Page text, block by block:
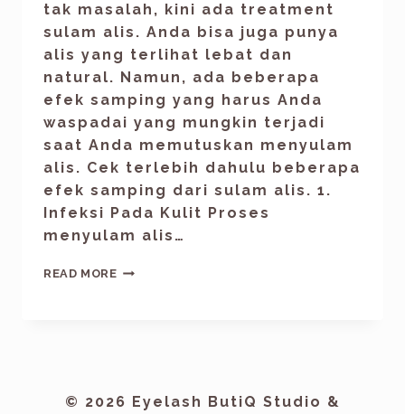
tak masalah, kini ada treatment
sulam alis. Anda bisa juga punya
alis yang terlihat lebat dan
natural. Namun, ada beberapa
efek samping yang harus Anda
waspadai yang mungkin terjadi
saat Anda memutuskan menyulam
alis. Cek terlebih dahulu beberapa
efek samping dari sulam alis. 1.
Infeksi Pada Kulit Proses
menyulam alis…
READ MORE
© 2026 Eyelash ButiQ Studio &